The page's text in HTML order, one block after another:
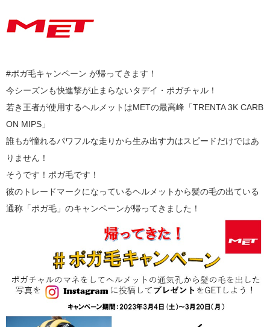
#ポガ毛キャンペーン が帰ってきます！
今シーズンも快進撃が止まらないタデイ・ポガチャル！
若き王者が使用するヘルメットはMETの最高峰「TRENTA 3K CARB
ON MIPS」
誰もが憧れるパワフルな走りから生み出す力はスピードだけではあ
りません！
そうです！ポガ毛です！
彼のトレードマークになっているヘルメットから髪の毛の出ている
通称「ポガ毛」のキャンペーンが帰ってきました！